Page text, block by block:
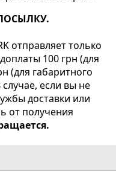
отправляет только
100 грн (для
(для габаритного
если вы не
доставки или
от получения